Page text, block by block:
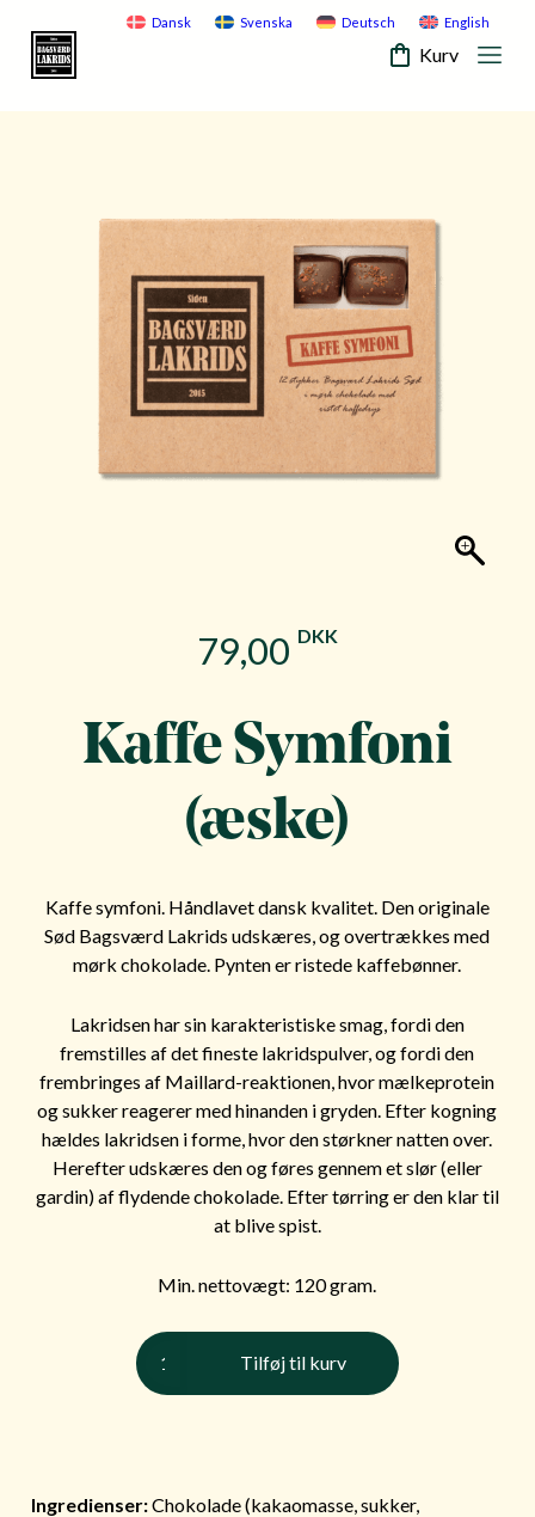
content
Dansk Svenska Deutsch English
Kurv
79,00 DKK
Kaffe Symfoni
(æske)
Kaffe symfoni. Håndlavet dansk kvalitet. Den originale
Sød Bagsværd Lakrids udskæres, og overtrækkes med
mørk chokolade. Pynten er ristede kaffebønner.
Lakridsen har sin karakteristiske smag, fordi den
fremstilles af det fineste lakridspulver, og fordi den
frembringes af Maillard-reaktionen, hvor mælkeprotein
og sukker reagerer med hinanden i gryden. Efter kogning
hældes lakridsen i forme, hvor den størkner natten over.
Herefter udskæres den og føres gennem et slør (eller
gardin) af flydende chokolade. Efter tørring er den klar til
at blive spist.
Min. nettovægt: 120 gram.
Kaffe
Symfoni
(æske)
Tilføj til kurv
Ingredienser:Chokolade (kakaomasse, sukker,